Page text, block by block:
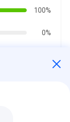
100%
0%